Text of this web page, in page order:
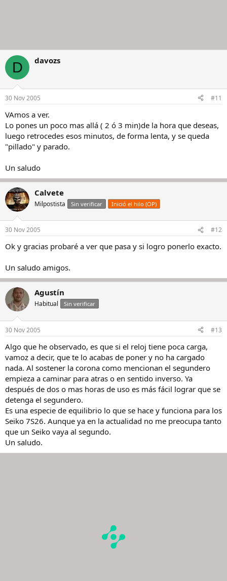
D davozs
30 Nov 2005 #11
VAmos a ver.
Lo pones un poco mas allá ( 2 ó 3 min)de la hora que deseas,
luego retrocedes esos minutos, de forma lenta, y se queda
"pillado" y parado.
Un saludo
Calvete
Milpostista Sin verificar Inició el hilo (OP)
30 Nov 2005 #12
Ok y gracias probaré a ver que pasa y si logro ponerlo exacto.
Un saludo amigos.
Agustín
Habitual Sin verificar
30 Nov 2005 #13
Algo que he observado, es que si el reloj tiene poca carga,
vamoz a decir, que te lo acabas de poner y no ha cargado
nada. Al sostener la corona como mencionan el segundero
empieza a caminar para atras o en sentido inverso. Ya
después de dos o mas horas de uso es más fácil lograr que se
detenga el segundero.
Es una especie de equilibrio lo que se hace y funciona para los
Seiko 7S26. Aunque ya en la actualidad no me preocupa tanto
que un Seiko vaya al segundo.
Un saludo.